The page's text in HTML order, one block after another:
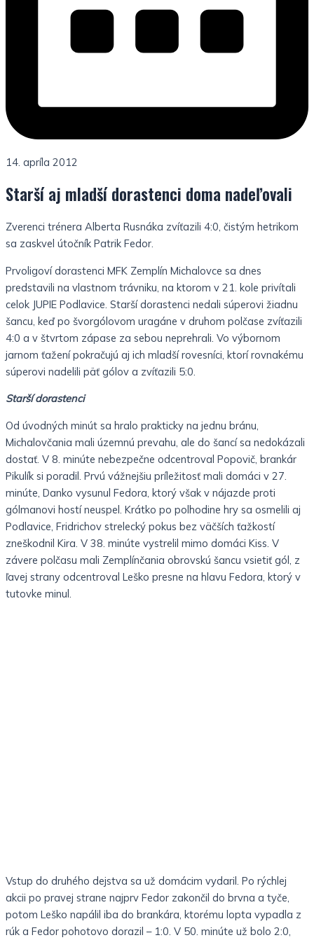
14. apríla 2012
Starší aj mladší dorastenci doma nadeľovali
Zverenci trénera Alberta Rusnáka zvíťazili 4:0, čistým hetrikom
sa zaskvel útočník Patrik Fedor.
Prvoligoví dorastenci MFK Zemplín Michalovce sa dnes
predstavili na vlastnom trávniku, na ktorom v 21. kole privítali
celok JUPIE Podlavice. Starší dorastenci nedali súperovi žiadnu
šancu, keď po švorgólovom uragáne v druhom polčase zvíťazili
4:0 a v štvrtom zápase za sebou neprehrali. Vo výbornom
jarnom ťažení pokračujú aj ich mladší rovesníci, ktorí rovnakému
súperovi nadelili päť gólov a zvíťazili 5:0.
Starší dorastenci
Od úvodných minút sa hralo prakticky na jednu bránu,
Michalovčania mali územnú prevahu, ale do šancí sa nedokázali
dostať. V 8. minúte nebezpečne odcentroval Popovič, brankár
Pikulík si poradil. Prvú vážnejšiu príležitosť mali domáci v 27.
minúte, Danko vysunul Fedora, ktorý však v nájazde proti
gólmanovi hostí neuspel. Krátko po polhodine hry sa osmelili aj
Podlavice, Fridrichov strelecký pokus bez väčších ťažkostí
zneškodnil Kira. V 38. minúte vystrelil mimo domáci Kiss. V
závere polčasu mali Zemplínčania obrovskú šancu vsietiť gól, z
ľavej strany odcentroval Leško presne na hlavu Fedora, ktorý v
tutovke minul.
Vstup do druhého dejstva sa už domácim vydaril. Po rýchlej
akcii po pravej strane najprv Fedor zakončil do brvna a tyče,
potom Leško napálil iba do brankára, ktorému lopta vypadla z
rúk a Fedor pohotovo dorazil – 1:0. V 50. minúte už bolo 2:0,